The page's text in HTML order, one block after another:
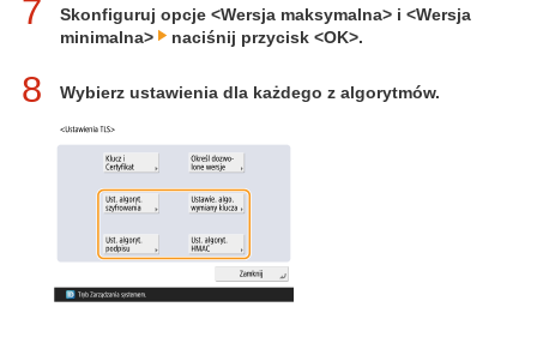
7
Skonfiguruj opcje <Wersja maksymalna> i <Wersja
minimalna>
naciśnij przycisk <OK>.
8 Wybierz ustawienia dla każdego z algorytmów.